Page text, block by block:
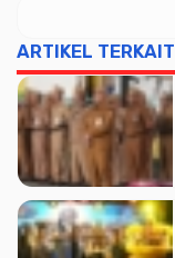
ARTIKEL TERKAIT